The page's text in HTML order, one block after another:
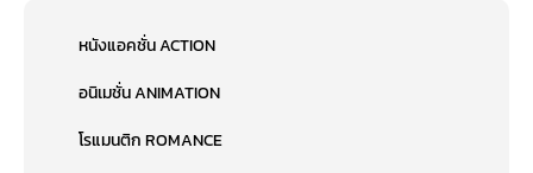
หนังแอคชั่น ACTION
อนิเมชั่น ANIMATION
โรแมนติก ROMANCE